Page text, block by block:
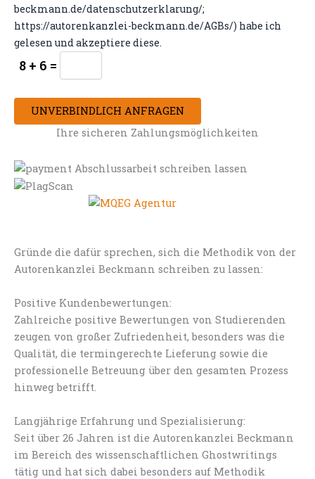
beckmann.de/datenschutzerklarung/;
https://autorenkanzlei-beckmann.de/AGBs/) habe ich
gelesen und akzeptiere diese.
8 + 6 =
UNVERBINDLICH ANFRAGEN
Ihre sicheren Zahlungsmöglichkeiten
Gründe die dafür sprechen, sich die Methodik von der
Autorenkanzlei Beckmann schreiben zu lassen:
Positive Kundenbewertungen:
Zahlreiche positive Bewertungen von Studierenden
zeugen von großer Zufriedenheit, besonders was die
Qualität, die termingerechte Lieferung sowie die
professionelle Betreuung über den gesamten Prozess
hinweg betrifft.
Langjährige Erfahrung und Spezialisierung:
Seit über 26 Jahren ist die Autorenkanzlei Beckmann
im Bereich des wissenschaftlichen Ghostwritings
tätig und hat sich dabei besonders auf Methodik